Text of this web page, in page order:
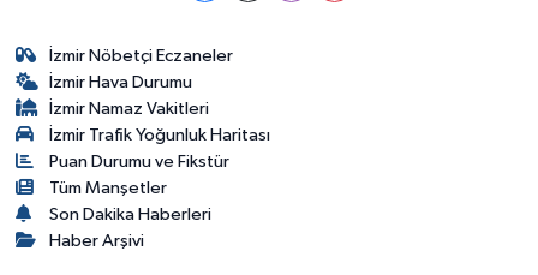
İzmir Nöbetçi Eczaneler
İzmir Hava Durumu
İzmir Namaz Vakitleri
İzmir Trafik Yoğunluk Haritası
Puan Durumu ve Fikstür
Tüm Manşetler
Son Dakika Haberleri
Haber Arşivi